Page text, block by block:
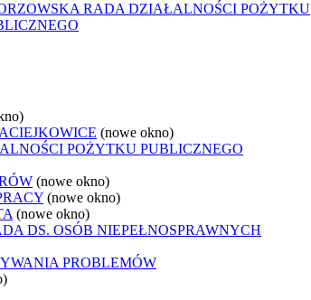
RADA DZIAŁALNOŚCI POŻYTKU
(nowe okno)
POŻYTKU PUBLICZNEGO
(nowe okno)
(nowe okno)
(nowe okno)
DS. OSÓB NIEPEŁNOSPRAWNYCH
PROBLEMÓW